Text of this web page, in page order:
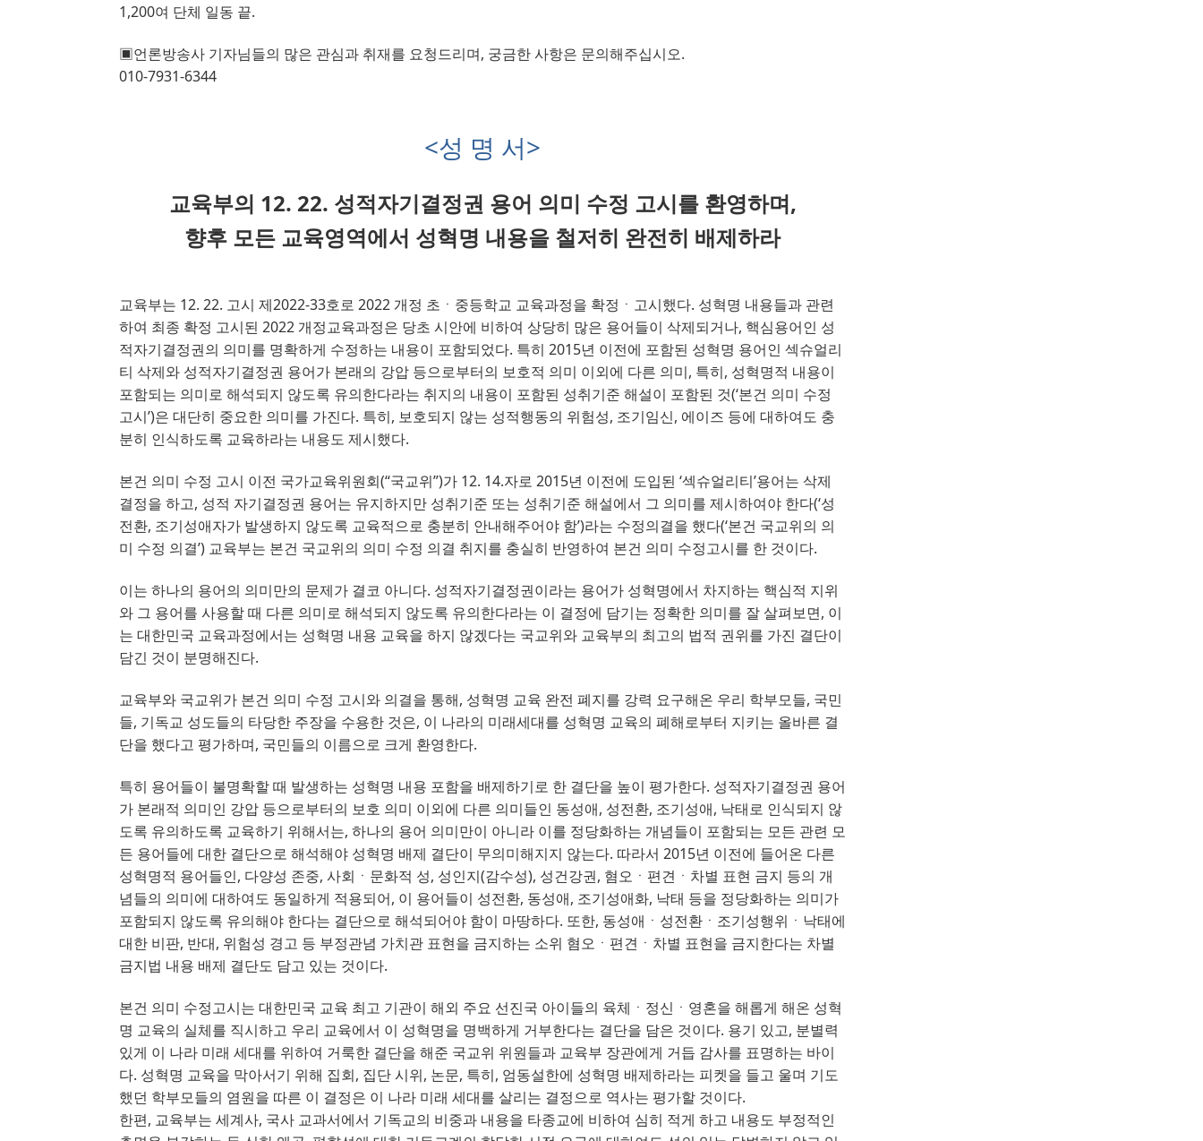
1,200여 단체 일동 끝.
▣언론방송사 기자님들의 많은 관심과 취재를 요청드리며, 궁금한 사항은 문의해주십시오.
010-7931-6344
<성 명 서>
교육부의 12. 22. 성적자기결정권 용어 의미 수정 고시를 환영하며,
향후 모든 교육영역에서 성혁명 내용을 철저히 완전히 배제하라
교육부는 12. 22. 고시 제2022-33호로 2022 개정 초ㆍ중등학교 교육과정을 확정ㆍ고시했다. 성혁명 내용들과 관련
하여 최종 확정 고시된 2022 개정교육과정은 당초 시안에 비하여 상당히 많은 용어들이 삭제되거나, 핵심용어인 성
적자기결정권의 의미를 명확하게 수정하는 내용이 포함되었다. 특히 2015년 이전에 포함된 성혁명 용어인 섹슈얼리
티 삭제와 성적자기결정권 용어가 본래의 강압 등으로부터의 보호적 의미 이외에 다른 의미, 특히, 성혁명적 내용이
포함되는 의미로 해석되지 않도록 유의한다라는 취지의 내용이 포함된 성취기준 해설이 포함된 것(‘본건 의미 수정
고시’)은 대단히 중요한 의미를 가진다. 특히, 보호되지 않는 성적행동의 위험성, 조기임신, 에이즈 등에 대하여도 충
분히 인식하도록 교육하라는 내용도 제시했다.
본건 의미 수정 고시 이전 국가교육위원회(“국교위”)가 12. 14.자로 2015년 이전에 도입된 ‘섹슈얼리티’용어는 삭제
결정을 하고, 성적 자기결정권 용어는 유지하지만 성취기준 또는 성취기준 해설에서 그 의미를 제시하여야 한다(‘성
전환, 조기성애자가 발생하지 않도록 교육적으로 충분히 안내해주어야 함’)라는 수정의결을 했다(‘본건 국교위의 의
미 수정 의결’) 교육부는 본건 국교위의 의미 수정 의결 취지를 충실히 반영하여 본건 의미 수정고시를 한 것이다.
이는 하나의 용어의 의미만의 문제가 결코 아니다. 성적자기결정권이라는 용어가 성혁명에서 차지하는 핵심적 지위
와 그 용어를 사용할 때 다른 의미로 해석되지 않도록 유의한다라는 이 결정에 담기는 정확한 의미를 잘 살펴보면, 이
는 대한민국 교육과정에서는 성혁명 내용 교육을 하지 않겠다는 국교위와 교육부의 최고의 법적 권위를 가진 결단이
담긴 것이 분명해진다.
교육부와 국교위가 본건 의미 수정 고시와 의결을 통해, 성혁명 교육 완전 폐지를 강력 요구해온 우리 학부모들, 국민
들, 기독교 성도들의 타당한 주장을 수용한 것은, 이 나라의 미래세대를 성혁명 교육의 폐해로부터 지키는 올바른 결
단을 했다고 평가하며, 국민들의 이름으로 크게 환영한다.
특히 용어들이 불명확할 때 발생하는 성혁명 내용 포함을 배제하기로 한 결단을 높이 평가한다. 성적자기결정권 용어
가 본래적 의미인 강압 등으로부터의 보호 의미 이외에 다른 의미들인 동성애, 성전환, 조기성애, 낙태로 인식되지 않
도록 유의하도록 교육하기 위해서는, 하나의 용어 의미만이 아니라 이를 정당화하는 개념들이 포함되는 모든 관련 모
든 용어들에 대한 결단으로 해석해야 성혁명 배제 결단이 무의미해지지 않는다. 따라서 2015년 이전에 들어온 다른
성혁명적 용어들인, 다양성 존중, 사회ㆍ문화적 성, 성인지(감수성), 성건강권, 혐오ㆍ편견ㆍ차별 표현 금지 등의 개
념들의 의미에 대하여도 동일하게 적용되어, 이 용어들이 성전환, 동성애, 조기성애화, 낙태 등을 정당화하는 의미가
포함되지 않도록 유의해야 한다는 결단으로 해석되어야 함이 마땅하다. 또한, 동성애ㆍ성전환ㆍ조기성행위ㆍ낙태에
대한 비판, 반대, 위험성 경고 등 부정관념 가치관 표현을 금지하는 소위 혐오ㆍ편견ㆍ차별 표현을 금지한다는 차별
금지법 내용 배제 결단도 담고 있는 것이다.
본건 의미 수정고시는 대한민국 교육 최고 기관이 해외 주요 선진국 아이들의 육체ㆍ정신ㆍ영혼을 해롭게 해온 성혁
명 교육의 실체를 직시하고 우리 교육에서 이 성혁명을 명백하게 거부한다는 결단을 담은 것이다. 용기 있고, 분별력
있게 이 나라 미래 세대를 위하여 거룩한 결단을 해준 국교위 위원들과 교육부 장관에게 거듭 감사를 표명하는 바이
다. 성혁명 교육을 막아서기 위해 집회, 집단 시위, 논문, 특히, 엄동설한에 성혁명 배제하라는 피켓을 들고 울며 기도
했던 학부모들의 염원을 따른 이 결정은 이 나라 미래 세대를 살리는 결정으로 역사는 평가할 것이다.
한편, 교육부는 세계사, 국사 교과서에서 기독교의 비중과 내용을 타종교에 비하여 심히 적게 하고 내용도 부정적인